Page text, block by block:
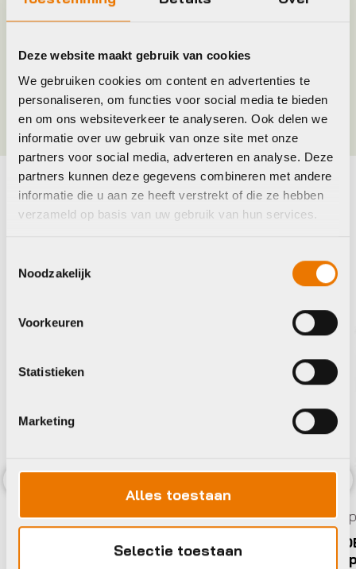
Deze website maakt gebruik van cookies
We gebruiken cookies om content en advertenties te
personaliseren, om functies voor social media te bieden
en om ons websiteverkeer te analyseren. Ook delen we
informatie over uw gebruik van onze site met onze
partners voor social media, adverteren en analyse. Deze
partners kunnen deze gegevens combineren met andere
informatie die u aan ze heeft verstrekt of die ze hebben
verzameld op basis van uw gebruik van hun services.
Noodzakelijk
Voorkeuren
Statistieken
Marketing
Alles toestaan
Selectie toestaan
Kleur
Maak je fiets compleet
Fietscomputers
Giant RIDECONTROL PLUS
LEV computer